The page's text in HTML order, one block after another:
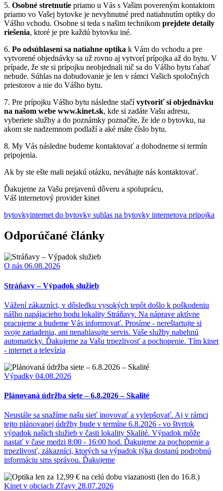
5. Osobné stretnutie priamo u Vás s Vašim povereným kontaktom
priamo vo Vašej bytovke je nevyhnutné pred natiahnutím optiky do
Vášho vchodu. Osobne si teda s našim technikom prejdete detaily
riešenia, ktoré je pre každú bytovku iné.
6. Po odsúhlasení sa natiahne optika k Vám do vchodu a pre
vytvorené objednávky sa už rovno aj vytvorí prípojka až do bytu. V
prípade, že ste si prípojku neobjednali nič sa do Vášho bytu ťahať
nebude. Súhlas na dobudovanie je len v rámci Vašich spoločných
priestorov a nie do Vášho bytu.
7. Pre prípojku Vášho bytu následne stačívytvoriť si objednávku
na našom webe www.kinet.sk, kde si zadáte Vašu adresu,
vyberiete služby a do poznámky poznačíte, že ide o bytovku, na
akom ste nadzemnom podlaží a aké máte číslo bytu.
8. My Vás následne budeme kontaktovať a dohodneme si termín
pripojenia.
Ak by ste ešte mali nejakú otázku, neváhajte nás kontaktovať.
Ďakujeme za Vašu prejavenú dôveru a spoluprácu,
Váš internetový provider kinet
bytovkyinternet do bytovky suhlas na bytovky internetova pripojka
Odporúčané články
O nás 06.08.2026
Stráňavy – Výpadok služieb
Vážení zákazníci, v dôsledku vysokých tepôt došlo k poškodeniu
nášho napájacieho bodu lokality Stráňavy. Na náprave aktívne
pracujeme a budeme Vás informovať. Prosíme - nereštartujte si
svoje zariadenia, ani nenahlasujte servis. Vaše služby nabehnú
automaticky. Ďakujeme za Vašu trpezlivosť a pochopenie. Tím kinet
- internet a televízia
Výpadky 04.08.2026
Plánovaná údržba siete – 6.8.2026 – Skalité
Neustále sa snažíme našu sieť inovovať a vylepšovať. Aj v rámci
tejto plánovanej údržby bude v termíne 6.8.2026 - vo štvrtok
výpadok našich služieb v časti lokality Skalité. Výpadok môže
nastať v čase medzi 8:00 - 16:00 hod. Ďakujeme za pochopenie a
trpezlivosť, zákazníci, ktorých sa výpadok týka dostanú podrobnú
informáciu sms správou. Ďakujeme
Kinet v obciach Zľavy 28.07.2026